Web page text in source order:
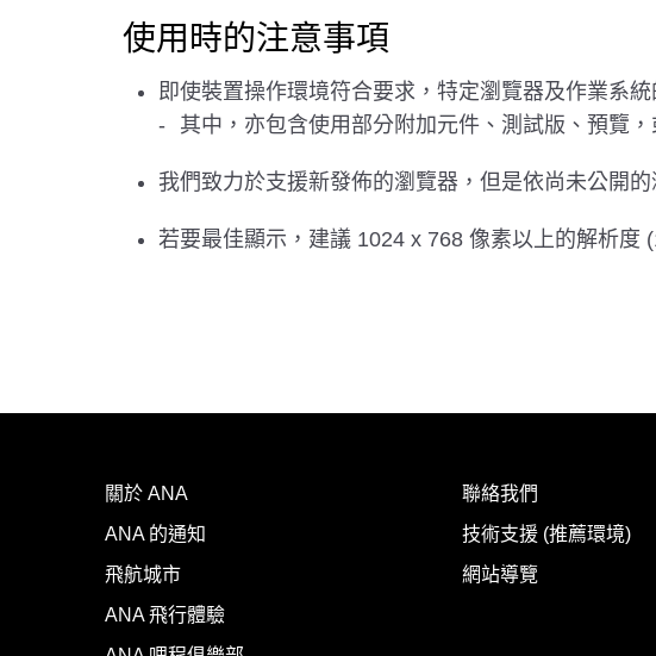
使用時的注意事項
即使裝置操作環境符合要求，特定瀏覽器及作業系
其中，亦包含使用部分附加元件、測試版、預覽，
我們致力於支援新發佈的瀏覽器，但是依尚未公開
若要最佳顯示，建議 1024 x 768 像素以上的解析度
關於 ANA
ANA 的通知
飛航城市
ANA 飛行體驗
聯絡我們
技術支援 (推薦環境)
網站導覽